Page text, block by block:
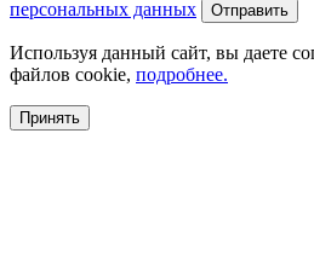
персональных данных
Используя данный сайт, вы даете
файлов cookie, подробнее.
Принять